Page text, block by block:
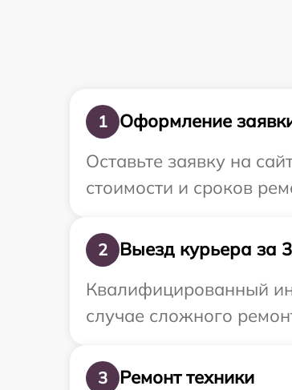
1
Оформление
Оставьте заявку на
стоимости и сроков
2
Выезд курьера за
Квалифицированный
случае сложного
3
Ремонт техники